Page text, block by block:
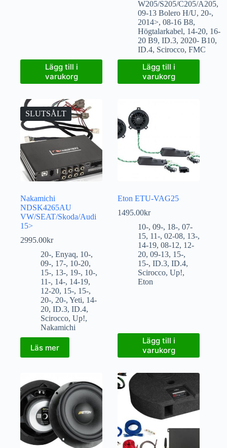
Lägg till i
varukorg
W205/S205/C205/A205,
09-13 Bolero H/U, 20-,
2014>,08-16 B8,
Högtalarkabel, 14-20, 16-
20 B9,ID.3, 2020- B10,
ID.4, Scirocco,FMC
Lägg till i
varukorg
SLUTSÅLT
Nakamichi
NDSK4265AU
VW/SEAT/Skoda/Audi
15>
2995.00kr
20-, Enyaq, 10-,
09-, 17-, 10-20,
15-, 13-, 19-, 10-,
11-, 14-, 14-19,
12-20, 15-, 15-,
20-, 20-, Yeti, 14-
20, ID.3, ID.4,
Scirocco, Up!,
Nakamichi
Läs mer
Eton ETU-VAG25
1495.00kr
10-,09-, 18-,07-
15, 11-,02-08, 13-,
14-19,08-12, 12-
20,09-13, 15-,
15-,ID.3,ID.4,
Scirocco,Up!,
Eton
Lägg till i
varukorg